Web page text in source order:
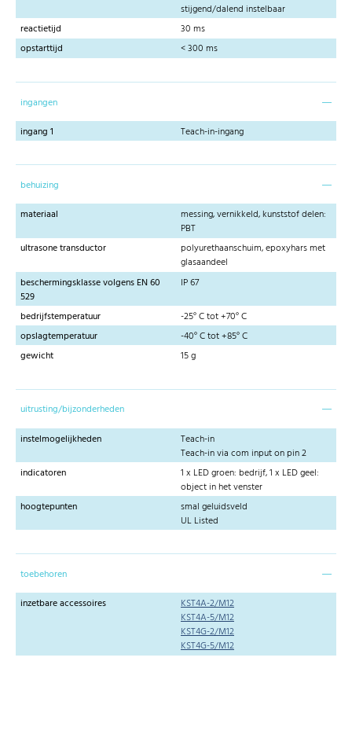
stijgend/dalend instelbaar
reactietijd
30 ms
opstarttijd
< 300 ms
ingangen
ingang 1
Teach-in-ingang
behuizing
materiaal
messing, vernikkeld, kunststof delen:
PBT
ultrasone transductor
polyurethaanschuim, epoxyhars met
glasaandeel
beschermingsklasse volgens EN 60
529
IP 67
bedrijfstemperatuur
-25° C tot +70° C
opslagtemperatuur
-40° C tot +85° C
gewicht
15 g
uitrusting/bijzonderheden
instelmogelijkheden
Teach-in
Teach-in via com input on pin 2
indicatoren
1 x LED groen: bedrijf, 1 x LED geel:
object in het venster
hoogtepunten
smal geluidsveld
UL Listed
toebehoren
inzetbare accessoires
KST4A-2/M12
KST4A-5/M12
KST4G-2/M12
KST4G-5/M12